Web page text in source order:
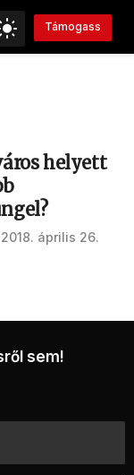
Támogass
helyett
2018. április 26.
sem!